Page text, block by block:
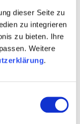
dieser Seite zu
zu integrieren
zu bieten. Ihre
Weitere
.